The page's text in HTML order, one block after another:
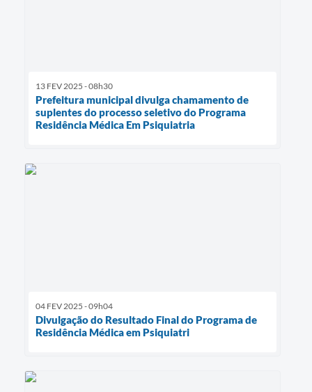
13 FEV 2025 - 08h30
Prefeitura municipal divulga chamamento de
suplentes do processo seletivo do Programa
Residência Médica Em Psiquiatria
04 FEV 2025 - 09h04
Divulgação do Resultado Final do Programa de
Residência Médica em Psiquiatri